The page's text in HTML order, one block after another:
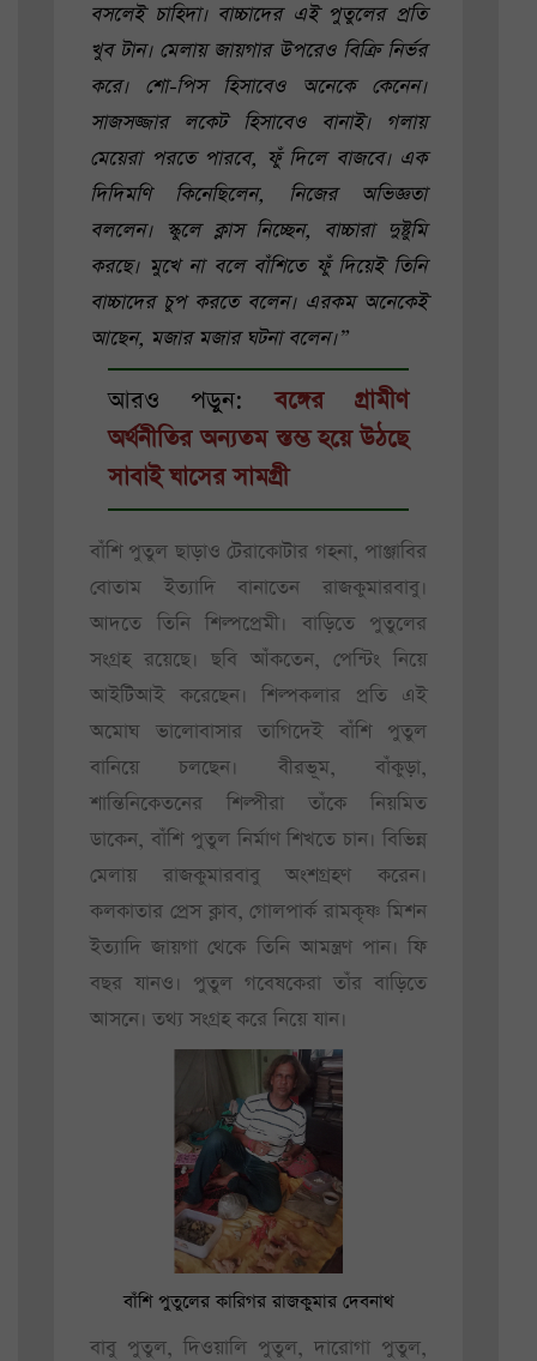
বসলেই চাহিদা। বাচ্চাদের এই পুতুলের প্রতি
খুব টান। মেলায় জায়গার উপরেও বিক্রি নির্ভর
করে। শো-পিস হিসাবেও অনেকে কেনেন।
সাজসজ্জার লকেট হিসাবেও বানাই। গলায়
মেয়েরা পরতে পারবে, ফুঁ দিলে বাজবে। এক
দিদিমণি কিনেছিলেন, নিজের অভিজ্ঞতা
বললেন। স্কুলে ক্লাস নিচ্ছেন, বাচ্চারা দুষ্টুমি
করছে। মুখে না বলে বাঁশিতে ফুঁ দিয়েই তিনি
বাচ্চাদের চুপ করতে বলেন। এরকম অনেকেই
আছেন, মজার মজার ঘটনা বলেন।”
আরও পড়ুন:বঙ্গের গ্রামীণ
অর্থনীতির অন্যতম স্তম্ভ হয়ে উঠছে
সাবাই ঘাসের সামগ্রী
বাঁশি পুতুল ছাড়াও টেরাকোটার গহনা, পাঞ্জাবির
বোতাম ইত্যাদি বানাতেন রাজকুমারবাবু।
আদতে তিনি শিল্পপ্রেমী। বাড়িতে পুতুলের
সংগ্রহ রয়েছে। ছবি আঁকতেন, পেন্টিং নিয়ে
আইটিআই করেছেন। শিল্পকলার প্রতি এই
অমোঘ ভালোবাসার তাগিদেই বাঁশি পুতুল
বানিয়ে চলছেন। বীরভূম, বাঁকুড়া,
শান্তিনিকেতনের শিল্পীরা তাঁকে নিয়মিত
ডাকেন, বাঁশি পুতুল নির্মাণ শিখতে চান। বিভিন্ন
মেলায় রাজকুমারবাবু অংশগ্রহণ করেন।
কলকাতার প্রেস ক্লাব, গোলপার্ক রামকৃষ্ণ মিশন
ইত্যাদি জায়গা থেকে তিনি আমন্ত্রণ পান। ফি
বছর যানও। পুতুল গবেষকেরা তাঁর বাড়িতে
আসনে। তথ্য সংগ্রহ করে নিয়ে যান।
বাঁশি পুতুলের কারিগর রাজকুমার দেবনাথ
বাবু পুতুল, দিওয়ালি পুতুল, দারোগা পুতুল,